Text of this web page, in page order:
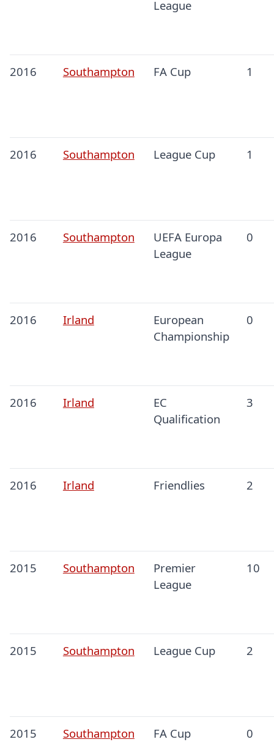
League
2016 Southampton FA Cup 1
2016 Southampton League Cup 1
2016 Southampton
UEFA Europa
League
0
2016 Irland
European
Championship
0
2016 Irland
EC
Qualification
3
2016 Irland Friendlies 2
2015 Southampton
Premier
League
10
2015 Southampton League Cup 2
2015 Southampton FA Cup 0